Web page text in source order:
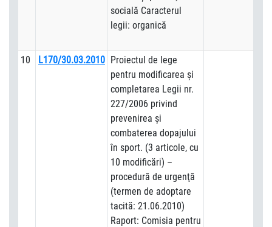
socială Caracterul
legii: organică
10 L170/30.03.2010 Proiectul de lege
pentru modificarea şi
completarea Legii nr.
227/2006 privind
prevenirea şi
combaterea dopajului
în sport. (3 articole, cu
10 modificări) –
procedură de urgenţă
(termen de adoptare
tacită: 21.06.2010)
Raport: Comisia pentru